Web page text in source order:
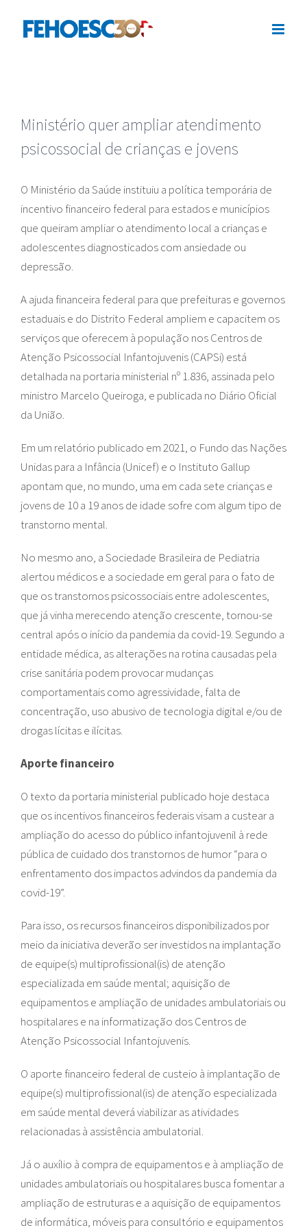
Ministério quer ampliar atendimento
psicossocial de crianças e jovens
O Ministério da Saúde instituiu a política temporária de
incentivo financeiro federal para estados e municípios
que queiram ampliar o atendimento local a crianças e
adolescentes diagnosticados com ansiedade ou
depressão.
A ajuda financeira federal para que prefeituras e governos
estaduais e do Distrito Federal ampliem e capacitem os
serviços que oferecem à população nos Centros de
Atenção Psicossocial Infantojuvenis (CAPSi) está
detalhada na portaria ministerial nº 1.836, assinada pelo
ministro Marcelo Queiroga, e publicada no Diário Oficial
da União.
Em um relatório publicado em 2021, o Fundo das Nações
Unidas para a Infância (Unicef) e o Instituto Gallup
apontam que, no mundo, uma em cada sete crianças e
jovens de 10 a 19 anos de idade sofre com algum tipo de
transtorno mental.
No mesmo ano, a Sociedade Brasileira de Pediatria
alertou médicos e a sociedade em geral para o fato de
que os transtornos psicossociais entre adolescentes,
que já vinha merecendo atenção crescente, tornou-se
central após o início da pandemia da covid-19. Segundo a
entidade médica, as alterações na rotina causadas pela
crise sanitária podem provocar mudanças
comportamentais como agressividade, falta de
concentração, uso abusivo de tecnologia digital e/ou de
drogas lícitas e ilícitas.
Aporte financeiro
O texto da portaria ministerial publicado hoje destaca
que os incentivos financeiros federais visam a custear a
ampliação do acesso do público infantojuvenil à rede
pública de cuidado dos transtornos de humor “para o
enfrentamento dos impactos advindos da pandemia da
covid-19”.
Para isso, os recursos financeiros disponibilizados por
meio da iniciativa deverão ser investidos na implantação
de equipe(s) multiprofissional(is) de atenção
especializada em saúde mental; aquisição de
equipamentos e ampliação de unidades ambulatoriais ou
hospitalares e na informatização dos Centros de
Atenção Psicossocial Infantojuvenis.
O aporte financeiro federal de custeio à implantação de
equipe(s) multiprofissional(is) de atenção especializada
em saúde mental deverá viabilizar as atividades
relacionadas à assistência ambulatorial.
Já o auxílio à compra de equipamentos e à ampliação de
unidades ambulatoriais ou hospitalares busca fomentar a
ampliação de estruturas e a aquisição de equipamentos
de informática, móveis para consultório e equipamentos